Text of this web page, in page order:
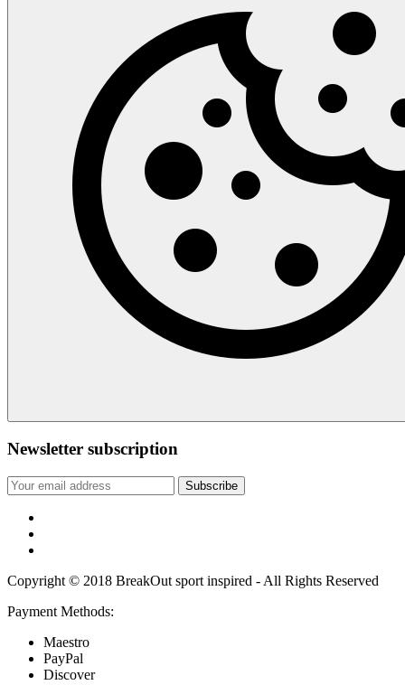
Newsletter subscription
Subscribe
Copyright © 2018 BreakOut sport inspired - All Rights Reserved
Payment Methods:
Maestro
PayPal
Discover